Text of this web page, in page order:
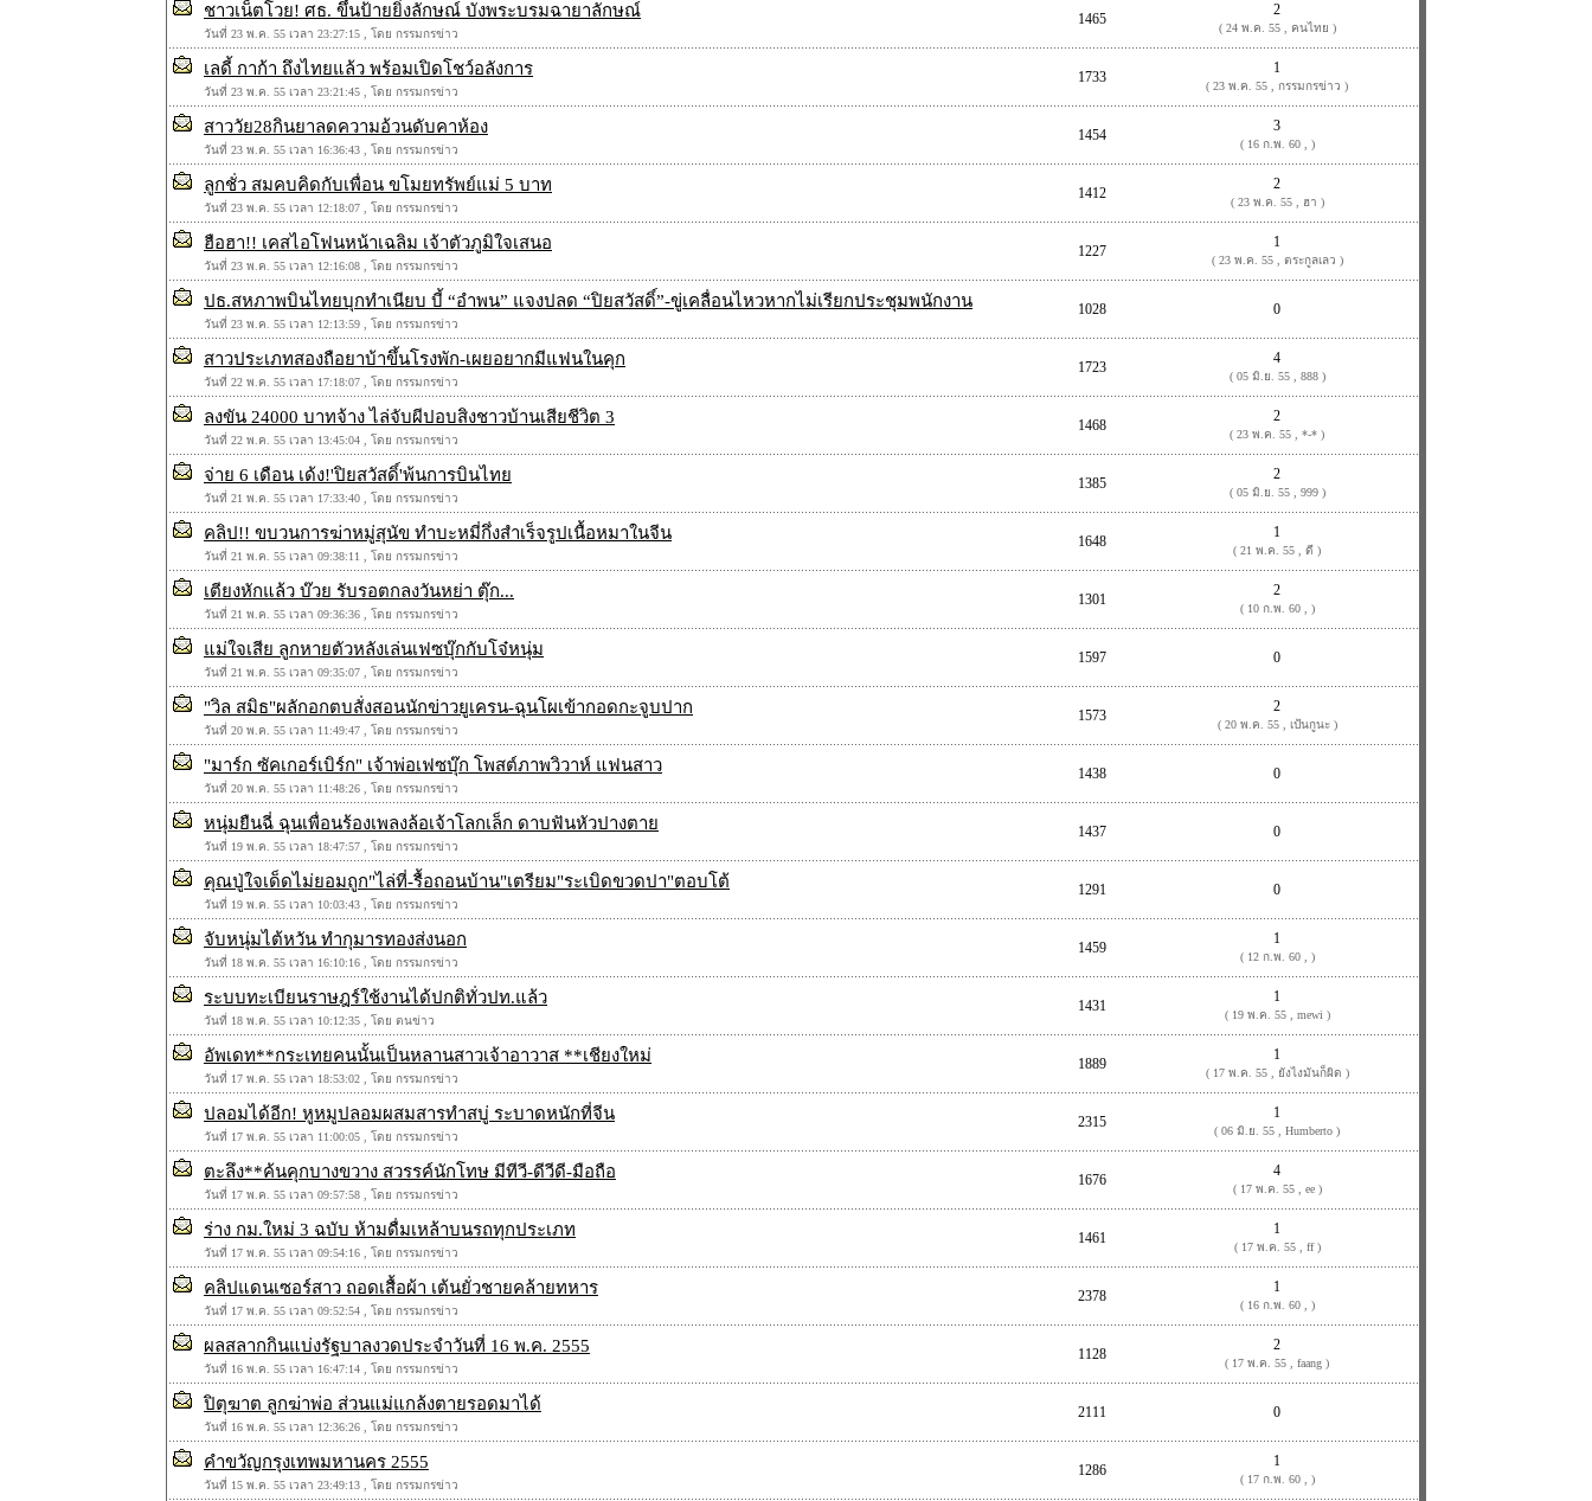
ชาวเน็ตโวย! ศธ. ขึ้นป้ายยิ่งลักษณ์ บังพระบรมฉายาลักษณ์
วันที่ 23 พ.ค. 55 เวลา 23:27:15 , โดย กรรมกรข่าว
1465
2
( 24 พ.ค. 55 , คนไทย )
เลดี้ กาก้า ถึงไทยแล้ว พร้อมเปิดโชว์อลังการ
วันที่ 23 พ.ค. 55 เวลา 23:21:45 , โดย กรรมกรข่าว
1733
1
( 23 พ.ค. 55 , กรรมกรข่าว )
สาววัย28กินยาลดความอ้วนดับคาห้อง
วันที่ 23 พ.ค. 55 เวลา 16:36:43 , โดย กรรมกรข่าว
1454
3
( 16 ก.พ. 60 , )
ลูกชั่ว สมคบคิดกับเพื่อน ขโมยทรัพย์แม่ 5 บาท
วันที่ 23 พ.ค. 55 เวลา 12:18:07 , โดย กรรมกรข่าว
1412
2
( 23 พ.ค. 55 , ฮา )
ฮือฮา!! เคสไอโฟนหน้าเฉลิม เจ้าตัวภูมิใจเสนอ
วันที่ 23 พ.ค. 55 เวลา 12:16:08 , โดย กรรมกรข่าว
1227
1
( 23 พ.ค. 55 , ตระกูลเลว )
ปธ.สหภาพบินไทยบุกทำเนียบ บี้ “อำพน” แจงปลด “ปิยสวัสดิ์”-ขู่เคลื่อนไหวหากไม่เรียกประชุมพนักงาน
วันที่ 23 พ.ค. 55 เวลา 12:13:59 , โดย กรรมกรข่าว
1028 0
สาวประเภทสองถือยาบ้าขึ้นโรงพัก-เผยอยากมีแฟนในคุก
วันที่ 22 พ.ค. 55 เวลา 17:18:07 , โดย กรรมกรข่าว
1723
4
( 05 มิ.ย. 55 , 888 )
ลงขัน 24000 บาทจ้าง ไล่จับผีปอบสิงชาวบ้านเสียชีวิต 3
วันที่ 22 พ.ค. 55 เวลา 13:45:04 , โดย กรรมกรข่าว
1468
2
( 23 พ.ค. 55 , *-* )
จ่าย 6 เดือน เด้ง!'ปิยสวัสดิ์'พ้นการบินไทย
วันที่ 21 พ.ค. 55 เวลา 17:33:40 , โดย กรรมกรข่าว
1385
2
( 05 มิ.ย. 55 , 999 )
คลิป!! ขบวนการฆ่าหมู่สุนัข ทำบะหมี่กึ่งสำเร็จรูปเนื้อหมาในจีน
วันที่ 21 พ.ค. 55 เวลา 09:38:11 , โดย กรรมกรข่าว
1648
1
( 21 พ.ค. 55 , ดี )
เตียงหักแล้ว บ๊วย รับรอตกลงวันหย่า ตุ๊ก...
วันที่ 21 พ.ค. 55 เวลา 09:36:36 , โดย กรรมกรข่าว
1301
2
( 10 ก.พ. 60 , )
แม่ใจเสีย ลูกหายตัวหลังเล่นเฟซบุ๊กกับโจ๋หนุ่ม
วันที่ 21 พ.ค. 55 เวลา 09:35:07 , โดย กรรมกรข่าว
1597 0
"วิล สมิธ"ผลักอกตบสั่งสอนนักข่าวยูเครน-ฉุนโผเข้ากอดกะจูบปาก
วันที่ 20 พ.ค. 55 เวลา 11:49:47 , โดย กรรมกรข่าว
1573
2
( 20 พ.ค. 55 , เป้นกูนะ )
"มาร์ก ซัคเกอร์เบิร์ก" เจ้าพ่อเฟซบุ๊ก โพสต์ภาพวิวาห์ แฟนสาว
วันที่ 20 พ.ค. 55 เวลา 11:48:26 , โดย กรรมกรข่าว
1438 0
หนุ่มยืนฉี่ ฉุนเพื่อนร้องเพลงล้อเจ้าโลกเล็ก ดาบฟันหัวปางตาย
วันที่ 19 พ.ค. 55 เวลา 18:47:57 , โดย กรรมกรข่าว
1437 0
คุณปู่ใจเด็ดไม่ยอมถูก"ไล่ที่-รื้อถอนบ้าน"เตรียม"ระเบิดขวดปา"ตอบโต้
วันที่ 19 พ.ค. 55 เวลา 10:03:43 , โดย กรรมกรข่าว
1291 0
จับหนุ่มไต้หวัน ทำกุมารทองส่งนอก
วันที่ 18 พ.ค. 55 เวลา 16:10:16 , โดย กรรมกรข่าว
1459
1
( 12 ก.พ. 60 , )
ระบบทะ​เบียนราษฎร์​ใช้งาน​ได้ปกติทั่วปท.​แล้ว
วันที่ 18 พ.ค. 55 เวลา 10:12:35 , โดย ตนข่าว
1431
1
( 19 พ.ค. 55 , mewi )
อัพเดท**กระเทยคนนั้นเป็นหลานสาวเจ้าอาวาส **เชียงใหม่
วันที่ 17 พ.ค. 55 เวลา 18:53:02 , โดย กรรมกรข่าว
1889
1
( 17 พ.ค. 55 , ยังไงมันก็ผิด )
ปลอมได้อีก! หูหมูปลอมผสมสารทำสบู่ ระบาดหนักที่จีน
วันที่ 17 พ.ค. 55 เวลา 11:00:05 , โดย กรรมกรข่าว
2315
1
( 06 มิ.ย. 55 , Humberto )
ตะลึง**ค้นคุกบางขวาง สวรรค์นักโทษ มีทีวี-ดีวีดี-มือถือ
วันที่ 17 พ.ค. 55 เวลา 09:57:58 , โดย กรรมกรข่าว
1676
4
( 17 พ.ค. 55 , ee )
ร่าง กม.ใหม่ 3 ฉบับ ห้ามดื่มเหล้าบนรถทุกประเภท
วันที่ 17 พ.ค. 55 เวลา 09:54:16 , โดย กรรมกรข่าว
1461
1
( 17 พ.ค. 55 , ff )
คลิปแดนเซอร์สาว ถอดเสื้อผ้า เต้นยั่วชายคล้ายทหาร
วันที่ 17 พ.ค. 55 เวลา 09:52:54 , โดย กรรมกรข่าว
2378
1
( 16 ก.พ. 60 , )
ผลสลากกินแบ่งรัฐบาลงวดประจำวันที่ 16 พ.ค. 2555
วันที่ 16 พ.ค. 55 เวลา 16:47:14 , โดย กรรมกรข่าว
1128
2
( 17 พ.ค. 55 , faang )
ปิตุฆาต ลูกฆ่าพ่อ ส่วนแม่แกล้งตายรอดมาได้
วันที่ 16 พ.ค. 55 เวลา 12:36:26 , โดย กรรมกรข่าว
2111 0
คำขวัญกรุง​เทพมหานคร 2555
วันที่ 15 พ.ค. 55 เวลา 23:49:13 , โดย กรรมกรข่าว
1286
1
( 17 ก.พ. 60 , )